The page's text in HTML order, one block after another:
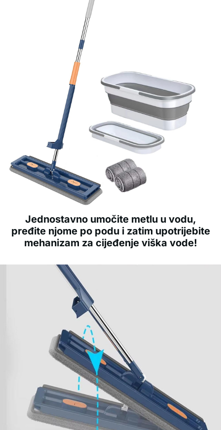
Jednostavno umočite metlu u vodu,
pređite njome po podu i zatim upotrijebite
mehanizam za cijeđenje viška vode!